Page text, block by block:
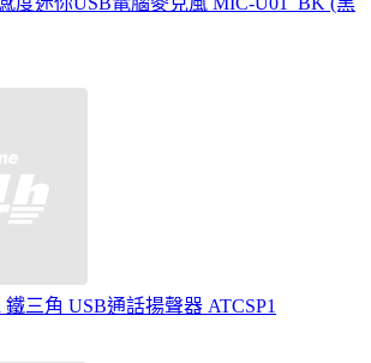
鐵三角 USB通話揚聲器 ATCSP1